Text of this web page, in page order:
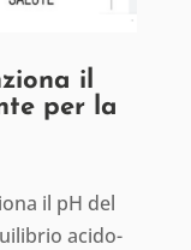
il
per la
il pH del
acido-